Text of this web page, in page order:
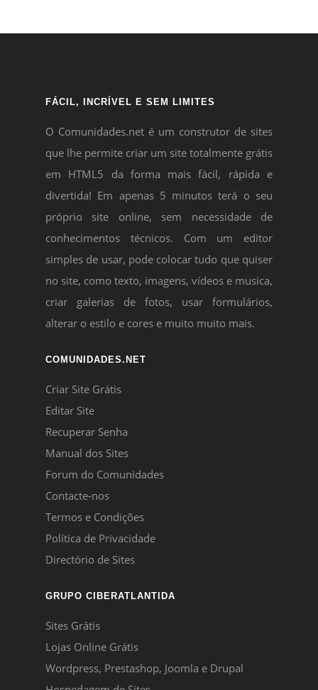
FÁCIL, INCRÍVEL E SEM LIMITES
O Comunidades.net é um construtor de sites
que lhe permite criar um site totalmente grátis
em HTML5 da forma mais fácil, rápida e
divertida! Em apenas 5 minutos terá o seu
próprio site online, sem necessidade de
conhecimentos técnicos. Com um editor
simples de usar, pode colocar tudo que quiser
no site, como texto, imagens, vídeos e musica,
criar galerias de fotos, usar formulários,
alterar o estilo e cores e muito muito mais.
COMUNIDADES.NET
Criar Site Grátis
Editar Site
Recuperar Senha
Manual dos Sites
Forum do Comunidades
Contacte-nos
Termos e Condições
Política de Privacidade
Directório de Sites
GRUPO CIBERATLANTIDA
Sites Grátis
Lojas Online Grátis
Wordpress, Prestashop, Joomla e Drupal